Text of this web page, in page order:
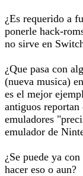
¿Es requerido a
ponerle hack-
no sirve en
¿Que pasa con
(nueva musica)
es el mejor
antiguos
emuladores
emulador de
¿Se puede ya
hacer eso o aun?